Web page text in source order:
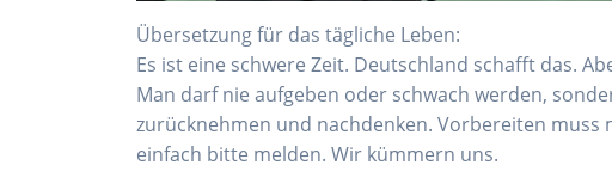
Übersetzung für das tägliche Leben:
Es ist eine schwere Zeit. Deutschland schafft das.
Man darf nie aufgeben oder schwach werden,
zurücknehmen und nachdenken. Vorbereiten
einfach bitte melden. Wir kümmern uns.